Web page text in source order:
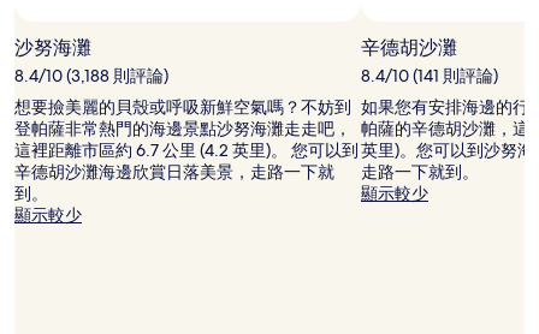
沙努海灘
8.4/10 (3,188 則評論)
想要撿美麗的貝殼或呼吸新鮮空氣嗎？不妨到
登帕薩非常熱門的海邊景點沙努海灘走走吧，
這裡距離市區約 6.7 公里 (4.2 英里)。 您可以到
辛德胡沙灘海邊欣賞日落美景，走路一下就
到。
顯示較少
辛德胡沙灘
8.4/10 (141 則評論)
如果您有安排海邊的行
帕薩的辛德胡沙灘，這
英里)。您可以到沙努
走路一下就到。
顯示較少